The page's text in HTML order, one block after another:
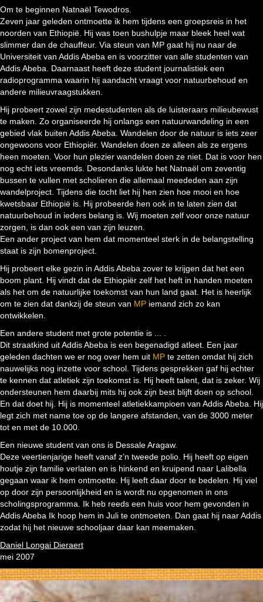
Om te beginnen Natnaël Tewodros.
Zeven jaar geleden ontmoette ik hem tijdens een groepsreis in het
noorden van Ethiopië. Hij was toen bushulpje maar bleek heel wat
slimmer dan de chauffeur. Via steun van MP gaat hij nu naar de
Universiteit van Addis Abeba en is voorzitter van alle studenten van
Addis Abeba. Daarnaast heeft deze student journalistiek een
radioprogramma waarin hij aandacht vraagt voor natuurbehoud en
andere milieuvraagstukken.
Hij probeert zowel zijn medestudenten als de luisteraars milieubewust
te maken. Zo organiseerde hij onlangs een natuurwandeling in een
gebied vlak buiten Addis Abeba. Wandelen door de natuur is iets zeer
ongewoons voor Ethiopiër. Wandelen doen ze alleen als ze ergens
heen moeten. Voor hun plezier wandelen doen ze niet. Dat is voor hen
nog echt iets vreemds. Desondanks lukte het Natnaël om zeventig
bussen te vullen met scholieren die allemaal meededen aan zijn
wandelproject. Tijdens die tocht liet hij hen zien hoe mooi en hoe
kwetsbaar Ethiopië is. Hij probeerde hen ook in te laten zien dat
natuurbehoud in ieders belang is. Wij moeten zelf voor onze natuur
zorgen, is dan ook een van zijn leuzen.
Een ander project van hem dat momenteel sterk in de belangstelling
staat is zijn bomenproject.
Hij probeert elke gezin in Addis Abeba zover te krijgen dat het een
boom plant. Hij vindt dat de Ethiopiër zelf het heft in handen moeten
als het om de natuurlijke toekomst van hun land gaat. Het is heerlijk
om te zien dat dankzij de steun van MP iemand zich zo kan
ontwikkelen.
Een andere student met grote potentie is ... .
Dit straatkind uit Addis Abeba is een begenadigd atleet. Een jaar
geleden dachten we er nog over hem uit MP te zetten omdat hij zich
nauwelijks nog inzette voor school. Tijdens gesprekken gaf hij echter
te kennen dat atletiek zijn toekomst is. Hij heeft talent, dat is zeker. Wij
ondersteunen hem daarbij mits hij ook zijn best blijft doen op school.
En dat doet hij. Hij is momenteel atletiekkampioen van Addis Abeba. Hij
legt zich met name toe op de langere afstanden, van de 3000 meter
tot en met de 10.000.
Een nieuwe student van ons is Dessale Aragaw.
Deze veertienjarige heeft vanaf z’n tweede polio. Hij heeft op eigen
houtje zijn familie verlaten en is hinkend en kruipend naar Lalibella
gegaan waar ik hem ontmoette. Hij leeft daar door te bedelen. Hij viel
op door zijn persoonlijkheid en is wordt nu opgenomen in ons
scholingsprogramma. Ik heb reeds een huis voor hem gevonden in
Addis Abeba Ik hoop hem in Juli te ontmoeten. Dan gaat hij naar Addis
zodat hij het nieuwe schooljaar daar kan meemaken.
Daniel Longai Dieraert
mei 2007